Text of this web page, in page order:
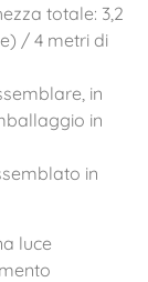
totale: 3,2
/ 4 metri di
in
in
in
luce